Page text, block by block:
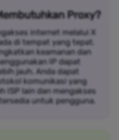
Proxy?
internet melalui X
di tempat yang tepat.
keamanan dan
IP dapat
jauh. Anda dapat
komunikasi yang
ISP lain dan mengakses
untuk pengguna.